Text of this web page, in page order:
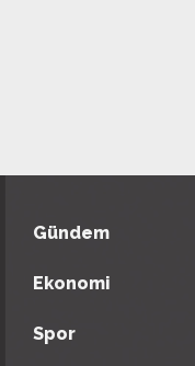
Gündem
Ekonomi
Spor